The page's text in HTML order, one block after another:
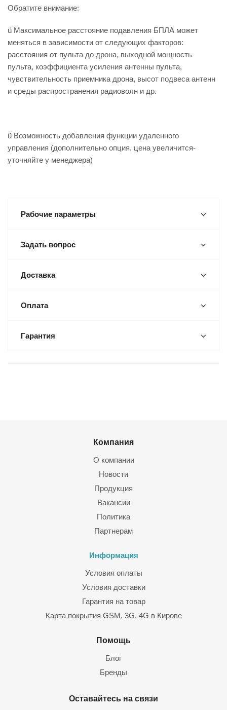
Обратите внимание:
ü Максимальное расстояние подавления БПЛА может
меняться в зависимости от следующих факторов:
расстояния от пульта до дрона, выходной мощность
пульта, коэффициента усиления антенны пульта,
чувствительность приемника дрона, высот подвеса антенн
и среды распространения радиоволн и др.
ü Возможность добавления функции удаленного
управления (дополнительно опция, цена увеличится-
уточняйте у менеджера)
Рабочие параметры
Задать вопрос
Доставка
Оплата
Гарантия
Компания
О компании
Новости
Продукция
Вакансии
Политика
Партнерам
Информация
Условия оплаты
Условия доставки
Гарантия на товар
Карта покрытия GSM, 3G, 4G в Кирове
Помощь
Блог
Бренды
Оставайтесь на связи